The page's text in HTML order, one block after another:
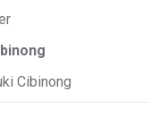
Cibinong